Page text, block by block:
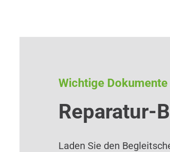
Wichtige Dokumente
Reparatur-
Laden Sie den